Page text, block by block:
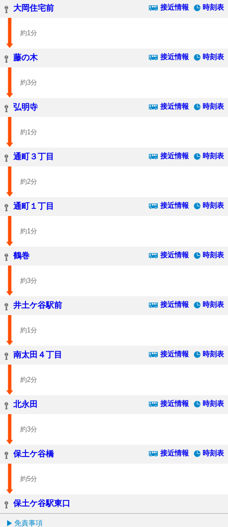
大岡住宅前 接近情報 時刻表
約1分
藤の木 接近情報 時刻表
約3分
弘明寺 接近情報 時刻表
約1分
通町３丁目 接近情報 時刻表
約2分
通町１丁目 接近情報 時刻表
約1分
鶴巻 接近情報 時刻表
約3分
井土ケ谷駅前 接近情報 時刻表
約1分
南太田４丁目 接近情報 時刻表
約2分
北永田 接近情報 時刻表
約3分
保土ケ谷橋 接近情報 時刻表
約5分
保土ケ谷駅東口
免責事項